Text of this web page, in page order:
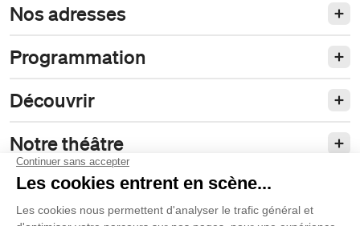
Nos adresses
Programmation
Découvrir
Notre théâtre
Philanthropie et partenariats